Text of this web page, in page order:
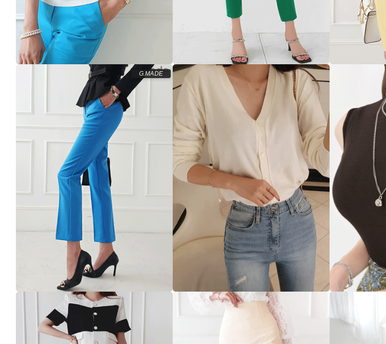
G.MADE